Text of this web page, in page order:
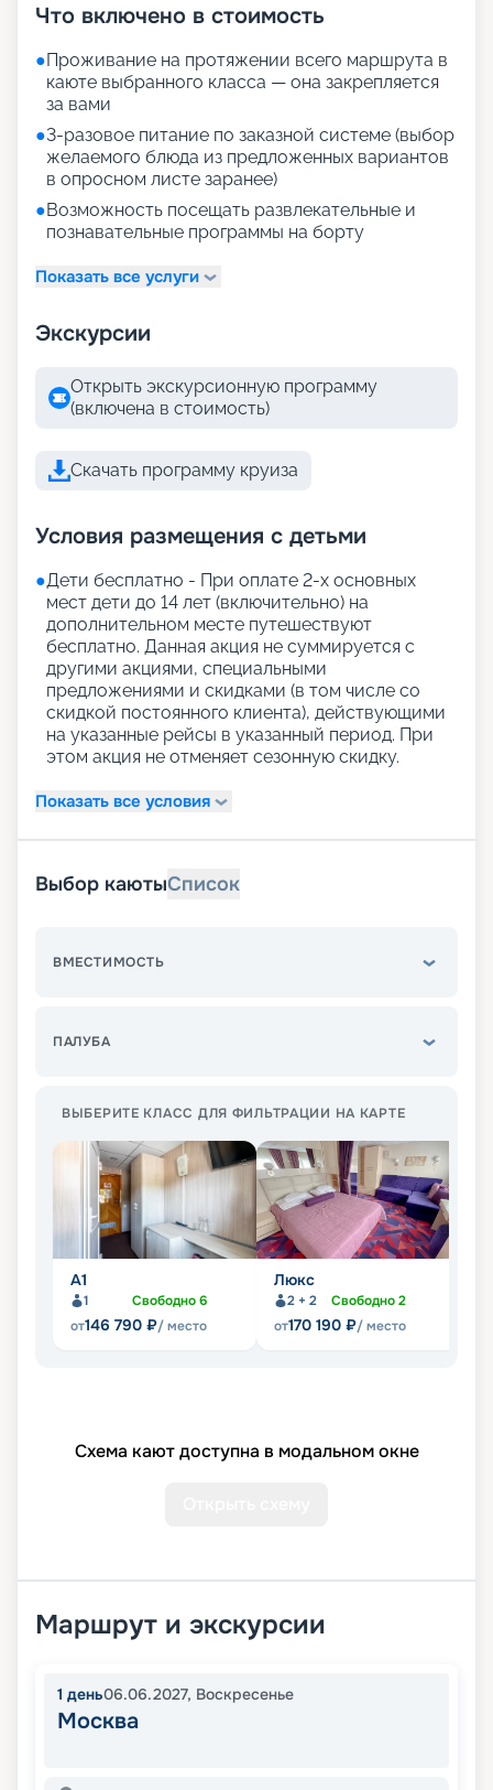
Что включено в стоимость
●Проживание на протяжении всего маршрута в
каюте выбранного класса — она закрепляется
за вами
●3-разовое питание по заказной системе (выбор
желаемого блюда из предложенных вариантов
в опросном листе заранее)
●Возможность посещать развлекательные и
познавательные программы на борту
Показать все услуги
Экскурсии
Открыть экскурсионную программу
(включена в стоимость)
Скачать программу круиза
Условия размещения с детьми
●Дети бесплатно - При оплате 2-х основных
мест дети до 14 лет (включительно) на
дополнительном месте путешествуют
бесплатно. Данная акция не суммируется с
другими акциями, специальными
предложениями и скидками (в том числе со
скидкой постоянного клиента), действующими
на указанные рейсы в указанный период. При
этом акция не отменяет сезонную скидку.
Показать все условия
Выбор каютыСписок
ВМЕСТИМОСТЬ
ПАЛУБА
ВЫБЕРИТЕ КЛАСС ДЛЯ ФИЛЬТРАЦИИ НА КАРТЕ
А1
1 Свободно6
от146 790 ₽/ место
Люкс
2 + 2 Свободно2
от170 190 ₽/ место
Схема кают доступна в модальном окне
Маршрут и экскурсии
1 день06.06.2027, Воскресенье
Москва